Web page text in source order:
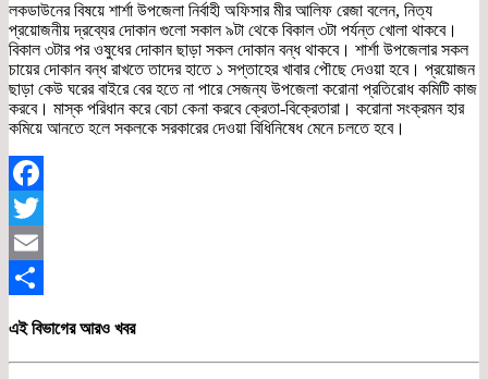
লকডাউনের বিষয়ে শার্শা উপজেলা নির্বাহী অফিসার মীর আলিফ রেজা বলেন, নিত্য
প্রয়োজনীয় দ্রব্যের দোকান গুলো সকাল ৯টা থেকে বিকাল ৩টা পর্যন্ত খোলা থাকবে।
বিকাল ৩টার পর ওষুধের দোকান ছাড়া সকল দোকান বন্ধ থাকবে। শার্শা উপজেলার সকল
চায়ের দোকান বন্ধ রাখতে তাদের হাতে ১ সপ্তাহের খাবার পৌছে দেওয়া হবে। প্রয়োজন
ছাড়া কেউ ঘরের বাইরে বের হতে না পারে সেজন্য উপজেলা করোনা প্রতিরোধ কমিটি কাজ
করবে। মাস্ক পরিধান করে বেচা কেনা করবে ক্রেতা-বিক্রেতারা। করোনা সংক্রমন হার
কমিয়ে আনতে হলে সকলকে সরকারের দেওয়া বিধিনিষেধ মেনে চলতে হবে।
Facebook
Twitter
Email
এই বিভাগের আরও খবর